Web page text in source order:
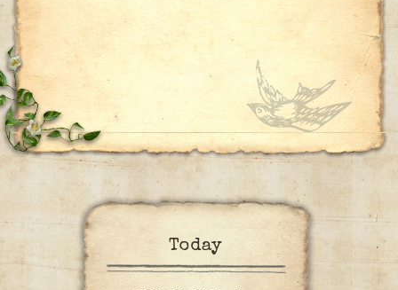
Today